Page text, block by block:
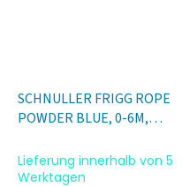
SCHNULLER FRIGG ROPE
POWDER BLUE, 0-6M,
Lieferung innerhalb von 5
Werktagen